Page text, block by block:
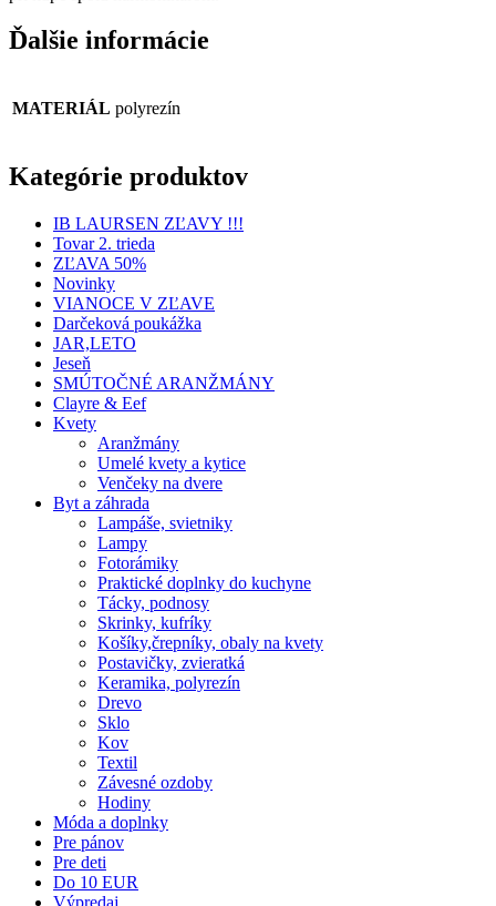
Ďalšie informácie
MATERIÁL polyrezín
Kategórie produktov
IB LAURSEN ZĽAVY !!!
Tovar 2. trieda
ZĽAVA 50%
Novinky
VIANOCE V ZĽAVE
Darčeková poukážka
JAR,LETO
Jeseň
SMÚTOČNÉ ARANŽMÁNY
Clayre & Eef
Kvety
Aranžmány
Umelé kvety a kytice
Venčeky na dvere
Byt a záhrada
Lampáše, svietniky
Lampy
Fotorámiky
Praktické doplnky do kuchyne
Tácky, podnosy
Skrinky, kufríky
Košíky,črepníky, obaly na kvety
Postavičky, zvieratká
Keramika, polyrezín
Drevo
Sklo
Kov
Textil
Závesné ozdoby
Hodiny
Móda a doplnky
Pre pánov
Pre deti
Do 10 EUR